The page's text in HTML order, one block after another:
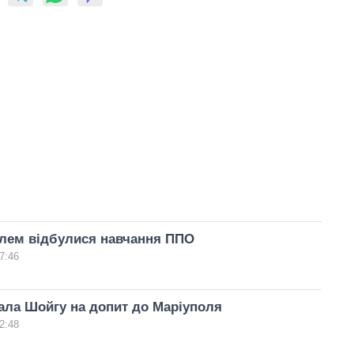
відбулися навчання ППО
Шойгу на допит до Маріуполя